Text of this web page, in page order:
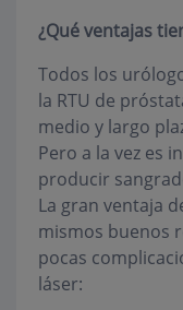
¿Qué ventajas
Todos los
la RTU de
medio y largo
Pero a la vez es
producir
La gran ventaja
mismos buenos
pocas
láser: